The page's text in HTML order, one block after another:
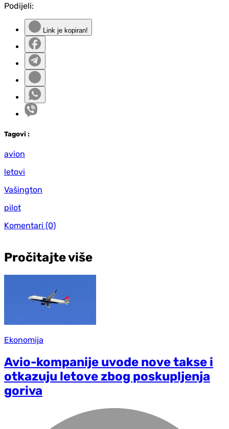
Podijeli:
Link je kopiran!
Tagovi :
avion
letovi
Vašington
pilot
Komentari (0)
Pročitajte više
Ekonomija
Avio-kompanije uvode nove takse i
otkazuju letove zbog poskupljenja
goriva